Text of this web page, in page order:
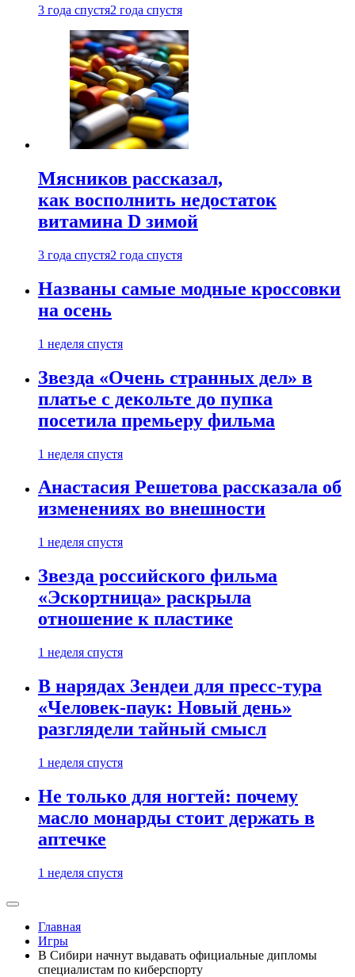
3 года спустя2 года спустя
Мясников рассказал,
как восполнить недостаток
витамина D зимой
3 года спустя2 года спустя
Названы самые модные кроссовки
на осень
1 неделя спустя
Звезда «Очень странных дел» в
платье с декольте до пупка
посетила премьеру фильма
1 неделя спустя
Анастасия Решетова рассказала об
изменениях во внешности
1 неделя спустя
Звезда российского фильма
«Эскортница» раскрыла
отношение к пластике
1 неделя спустя
В нарядах Зендеи для пресс-тура
«Человек-паук: Новый день»
разглядели тайный смысл
1 неделя спустя
Не только для ногтей: почему
масло монарды стоит держать в
аптечке
1 неделя спустя
Главная
Игры
В Сибири начнут выдавать официальные дипломы
специалистам по киберспорту